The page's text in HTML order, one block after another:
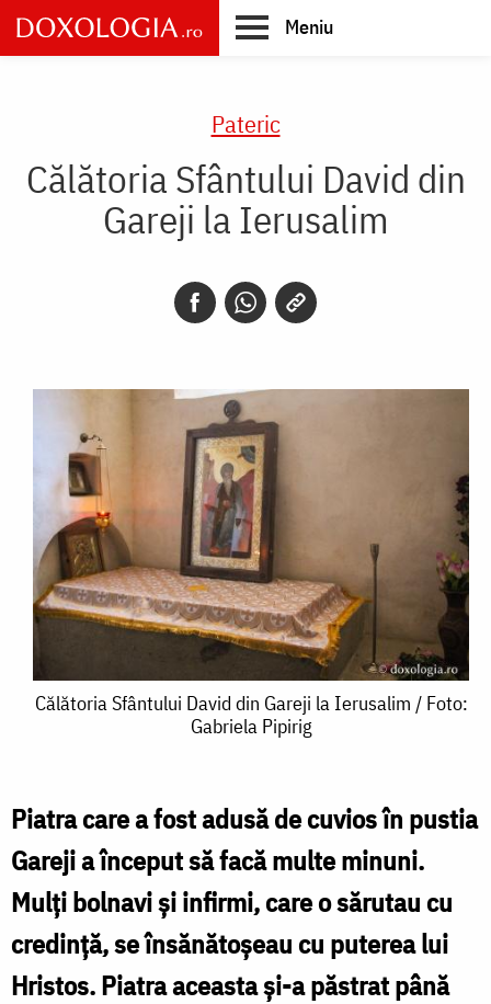
Skip
to
main
Meniu
Pateric
Călătoria Sfântului David din
Gareji la Ierusalim
Călătoria
din
Gareji
la
Ierusalim
/
Călătoria Sfântului David din Gareji la Ierusalim / Foto:
Gabriela Pipirig
Piatra care a fost adusă de cuvios în pustia
Gareji a început să facă multe minuni.
Mulţi bolnavi şi infirmi, care o sărutau cu
credinţă, se însănătoşeau cu puterea lui
Hristos. Piatra aceasta și-a păstrat până